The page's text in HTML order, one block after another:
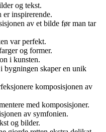
og tekst.
inspirerende.
av et bilde før man tar
var perfekt.
og former.
i kunsten.
bygningen skaper en unik
komposisjonen av
med komposisjoner.
av symfonien.
og bilder.